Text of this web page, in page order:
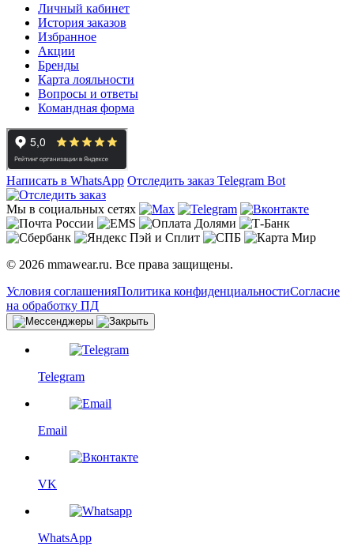
Личный кабинет
История заказов
Избранное
Акции
Бренды
Карта лояльности
Вопросы и ответы
Командная форма
Написать в WhatsApp Отследить заказ Telegram Bot
Мы в социальных сетях
© 2026 mmawear.ru. Все права защищены.
Условия соглашенияПолитика конфиденциальностиСогласие
на обработку ПД
Telegram
Email
VK
WhatsApp